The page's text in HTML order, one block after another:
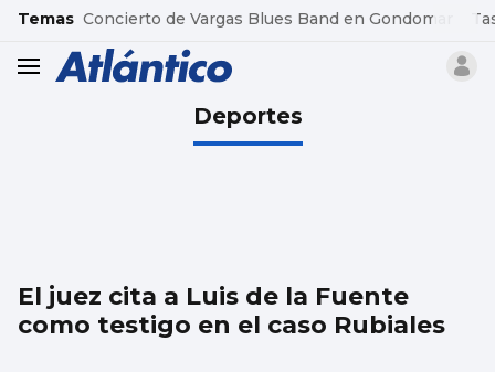
common.go-to-content
Temas Concierto de Vargas Blues Band en Gondomar
header.menu.open
Deportes
El juez cita a Luis de la Fuente
como testigo en el caso Rubiales